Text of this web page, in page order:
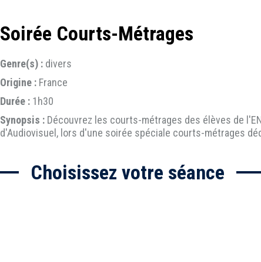
Soirée Courts-Métrages
Genre(s) : divers
Origine : France
Durée : 1h30
Synopsis : Découvrez les courts-métrages des élèves de
d'Audiovisuel, lors d'une soirée spéciale courts-métrages
Choisissez votre séance